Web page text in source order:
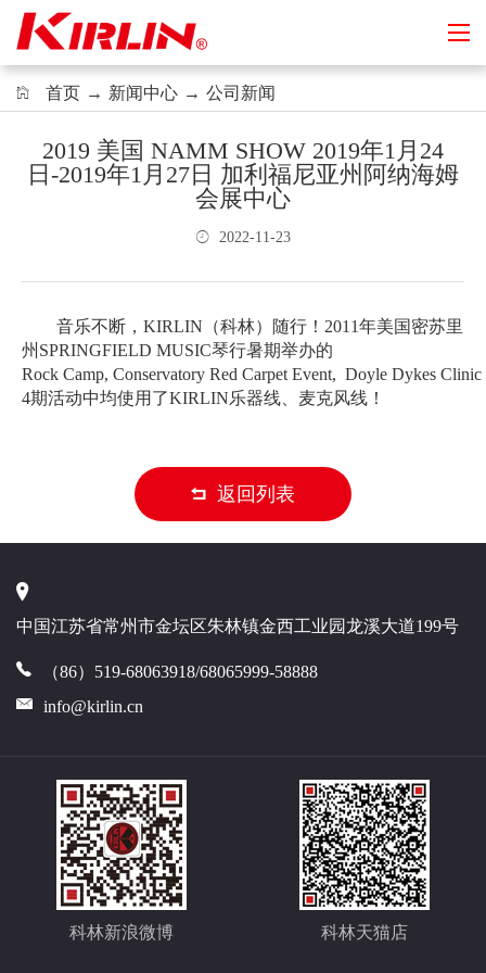
首页 → 新闻中心 → 公司新闻
2019 美国 NAMM SHOW 2019年1月24
日-2019年1月27日 加利福尼亚州阿纳海姆
会展中心
2022-11-23
音乐不断， KIRLIN （科林）随行！ 2011年美国密苏里
州 SPRINGFIELD MUSIC琴行暑期举办的
Rock Camp, Conservatory Red Carpet Event, Doyle Dykes
4期活动中均使用了KIRLIN乐器线、麦克风线！
返回列表
中国江苏省常州市金坛区朱林镇金西工业园龙溪大道199号
（86）519-68063918/68065999-58888
info@kirlin.cn
科林新浪微博 科林天猫店